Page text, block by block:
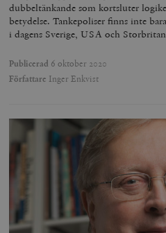
dubbeltänkande som kortsluter
betydelse. Tankepoliser finns inte
i dagens Sverige, USA och
Publicerad 6 oktober 2020
Författare Inger Enkvist